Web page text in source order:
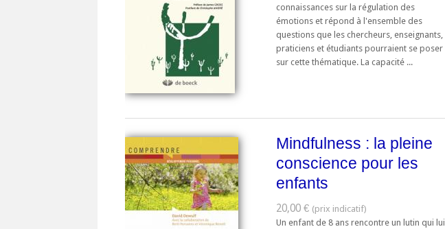
connaissances sur la régulation des
émotions et répond à l'ensemble des
questions que les chercheurs, enseignants,
praticiens et étudiants pourraient se poser
sur cette thématique. La capacité ...
Mindfulness : la pleine
conscience pour les
enfants
20,00 €
Un enfant de 8 ans rencontre un lutin qui lui